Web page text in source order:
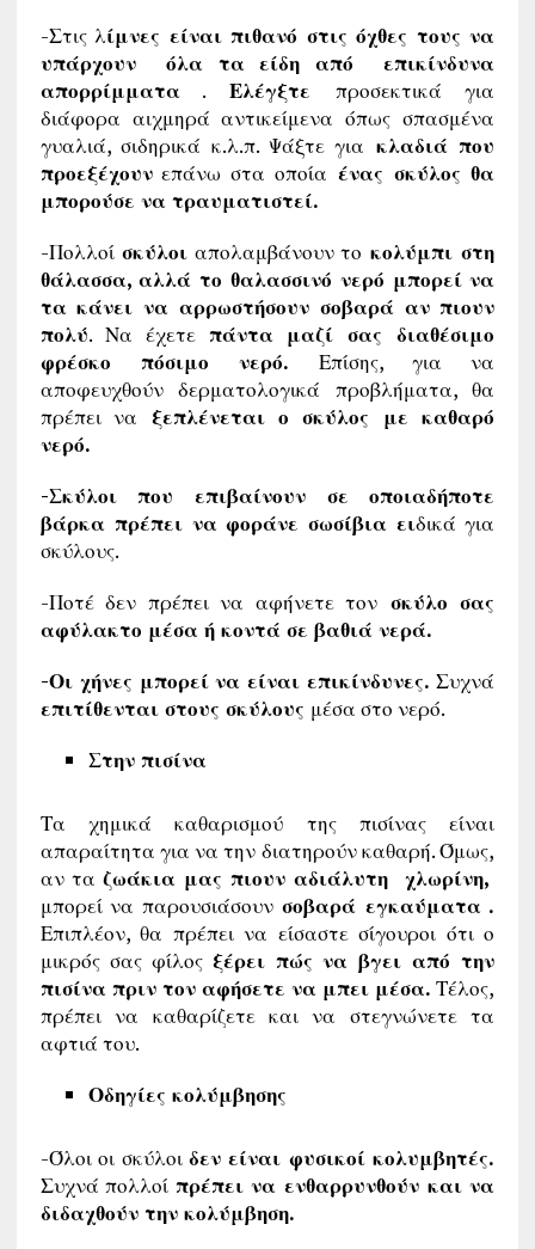
-Στις λίμνες είναι πιθανό στις όχθες τους να
υπάρχουν όλα τα είδη από επικίνδυνα
απορρίμματα. Ελέγξτε προσεκτικά για
διάφορα αιχμηρά αντικείμενα όπως σπασμένα
γυαλιά, σιδηρικά κ.λ.π. Ψάξτε για κλαδιά που
προεξέχουνεπάνω στα οποία ένας σκύλος θα
μπορούσε να τραυματιστεί.
-Πολλοί σκύλοιαπολαμβάνουν το κολύμπι στη
θάλασσα, αλλά το θαλασσινό νερό μπορεί να
τα κάνει να αρρωστήσουν σοβαρά αν πιουν
πολύ. Να έχετε πάντα μαζί σας διαθέσιμο
φρέσκο πόσιμο νερό. Επίσης, για να
αποφευχθούν δερματολογικά προβλήματα, θα
πρέπει να ξεπλένεται ο σκύλος με καθαρό
νερό.
-Σκύλοι που επιβαίνουν σε οποιαδήποτε
βάρκα πρέπει να φοράνε σωσίβια ειδικά για
σκύλους.
-Ποτέ δεν πρέπει να αφήνετε τον σκύλο σας
αφύλακτο μέσα ή κοντά σε βαθιά νερά.
-Οι χήνες μπορεί να είναι επικίνδυνες. Συχνά
επιτίθενται στους σκύλους μέσα στο νερό.
Στην πισίνα
Τα χημικά καθαρισμού της πισίνας είναι
απαραίτητα για να την διατηρούν καθαρή. Όμως,
αν τα ζωάκια μας πιουν αδιάλυτη χλωρίνη,
μπορεί να παρουσιάσουν σοβαρά εγκαύματα .
Επιπλέον, θα πρέπει να είσαστε σίγουροι ότι ο
μικρός σας φίλος ξέρει πώς να βγει από την
πισίνα πριν τον αφήσετε να μπει μέσα. Τέλος,
πρέπει να καθαρίζετε και να στεγνώνετε τα
αφτιά του.
Οδηγίες κολύμβησης
-Όλοι οι σκύλοι δεν είναι φυσικοί κολυμβητές.
Συχνά πολλοί πρέπει να ενθαρρυνθούν και να
διδαχθούν την κολύμβηση.